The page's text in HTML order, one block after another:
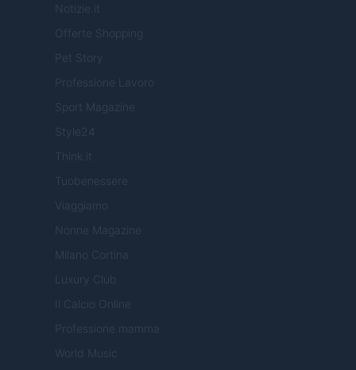
Notizie.it
Offerte Shopping
Pet Story
Professione Lavoro
Sport Magazine
Style24
Think.it
Tuobenessere
Viaggiamo
Nonne Magazine
Milano Cortina
Luxury Club
Il Calcio Online
Professione mamma
World Music